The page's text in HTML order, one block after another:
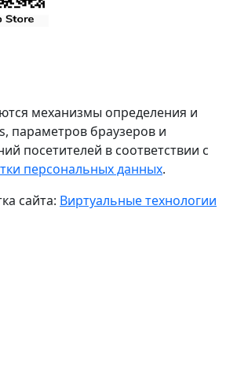
механизмы определения и
параметров браузеров и
посетителей в соответствии с
персональных данных.
сайта: Виртуальные технологии